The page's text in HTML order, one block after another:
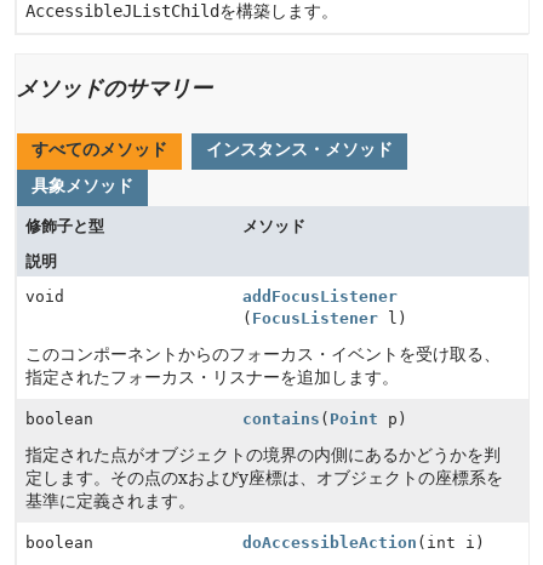
AccessibleJListChildを構築します。
メソッドのサマリー
すべてのメソッド
インスタンス・メソッド
具象メソッド
修飾子と型
メソッド
説明
void
addFocusListener
( FocusListener l)
このコンポーネントからのフォーカス・イベントを受け取る、
指定されたフォーカス・リスナーを追加します。
boolean contains ( Point p)
指定された点がオブジェクトの境界の内側にあるかどうかを判
定します。その点のxおよびy座標は、オブジェクトの座標系を
基準に定義されます。
boolean doAccessibleAction (int i)